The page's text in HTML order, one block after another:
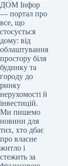
ДОМ Інфор
— портал про
все, що
стосується
дому: від
облаштування
простору біля
будинку та
городу до
ринку
нерухомості й
інвестицій.
Ми пишемо
новини для
тих, хто дбає
про власне
житло і
стежить за